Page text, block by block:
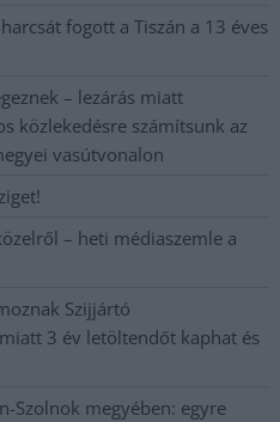
fogott a Tiszán a 13 éves
– lezárás miatt
közlekedésre számítsunk az
vasútvonalon
– heti médiaszemle a
Szijjártó
3 év letöltendőt kaphat és
Szolnok megyében: egyre